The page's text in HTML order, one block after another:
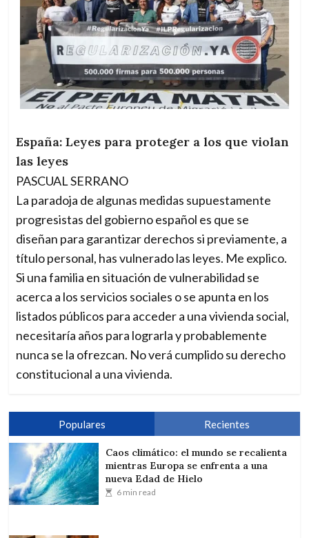
España: Leyes para proteger a los que violan
las leyes
PASCUAL SERRANO
La paradoja de algunas medidas supuestamente
progresistas del gobierno español es que se
diseñan para garantizar derechos si previamente, a
título personal, has vulnerado las leyes. Me explico.
Si una familia en situación de vulnerabilidad se
acerca a los servicios sociales o se apunta en los
listados públicos para acceder a una vivienda social,
necesitaría años para lograrla y probablemente
nunca se la ofrezcan. No verá cumplido su derecho
constitucional a una vivienda.
Populares Recientes
Caos climático: el mundo se recalienta
mientras Europa se enfrenta a una
nueva Edad de Hielo
6 min read